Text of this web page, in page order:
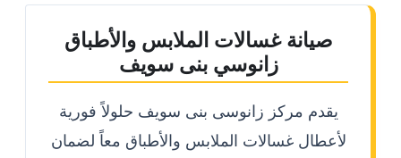
صيانة غسالات الملابس والأطباق
زانوسي بنى سويف
يقدم مركز زانوسى بنى سويف حلولاً فورية
لأعطال غسالات الملابس والأطباق معاً لضمان